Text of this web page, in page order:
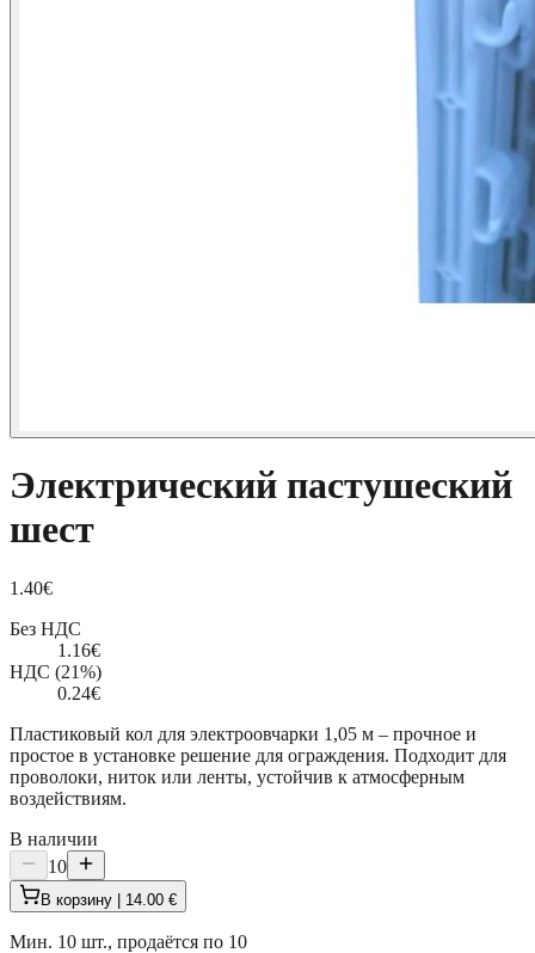
Электрический пастушеский
шест
1.40€
Без НДС
1.16€
НДС (21%)
0.24€
Пластиковый кол для электроовчарки 1,05 м – прочное и
простое в установке решение для ограждения. Подходит для
проволоки, ниток или ленты, устойчив к атмосферным
воздействиям.
В наличии
10
В корзину | 14.00 €
Мин. 10 шт., продаётся по 10